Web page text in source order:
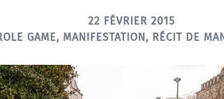
22 FÉVRIER 2015
GAME, MANIFESTATION, RÉCIT DE